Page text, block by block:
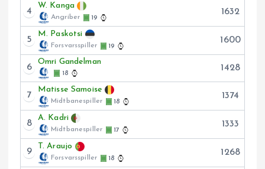
4
W. Kanga
Angriber 19
1632
5
M. Paskotsi
Forsvarsspiller 19
1600
6
Omri Gandelman
18
1428
7
Matisse Samoise
Midtbanespiller 18
1374
8
A. Kadri
Midtbanespiller 17
1333
9
T. Araujo
Forsvarsspiller 18
1268